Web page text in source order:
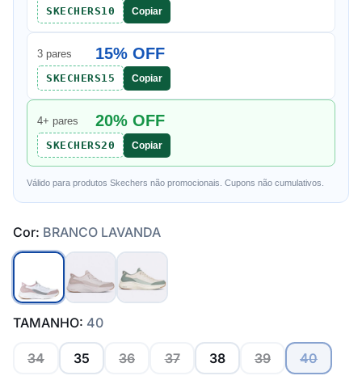
SKECHERS10 Copiar
3 pares 15% OFF
SKECHERS15 Copiar
4+ pares 20% OFF
SKECHERS20 Copiar
Válido para produtos Skechers não promocionais. Cupons não cumulativos.
Cor: BRANCO LAVANDA
TAMANHO: 40
34 35 36 37 38 39 40